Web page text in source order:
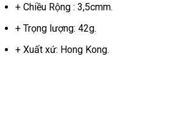
+ Chiều Rộng : 3,5cmm.
+ Trọng lượng: 42g.
+ Xuất xứ: Hong Kong.